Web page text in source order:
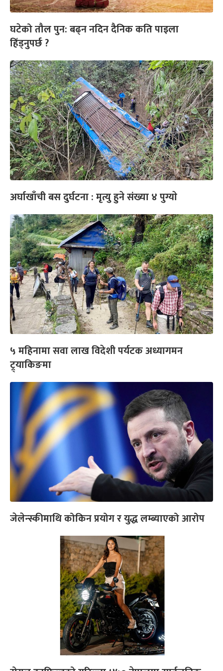
घटेको तौल पुन: बढ्न नदिन दैनिक कति पाइला
हिँड्नुपर्छ ?
अर्घाखाँची बस दुर्घटना : मृत्यु हुने संख्या ४ पुग्याे
५ महिनामा सवा लाख विदेशी पर्यटक अध्यागमन
ट्र्याकिङमा
जेलेन्स्कीमाथि कोकिन प्रयोग र युद्ध लम्ब्याएको आरोप